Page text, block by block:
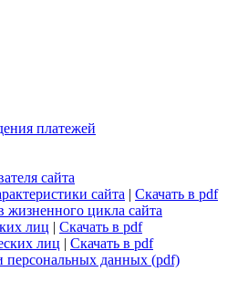
платежей
сайта
сайта|Скачать в pdf
цикла сайта